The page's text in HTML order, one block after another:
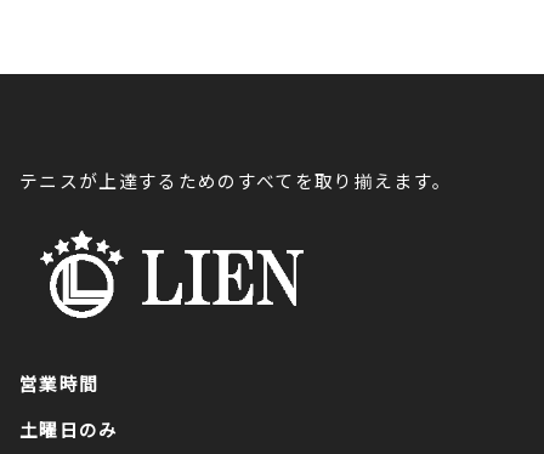
テニスが上達するためのすべてを取り揃えます。
営業時間
土曜日のみ